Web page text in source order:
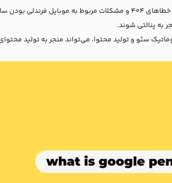
مشکلات فنی مانند سرعت پایین بارگذاری سایت، خطاهای 404 و مشکلات مربوط به موبایل فرندلی
به پنالتی شوند.
سئو و تولید محتوا، می‌تواند منجر به تولید